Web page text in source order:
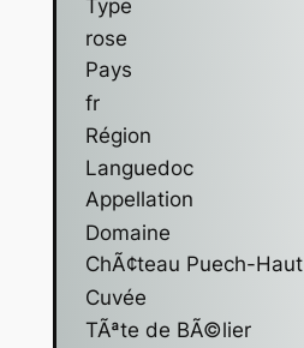
Type
rose
Pays
fr
Région
Languedoc
Appellation
Domaine
ChÃ¢teau Puech-Haut
Cuvée
TÃªte de BÃ©lier